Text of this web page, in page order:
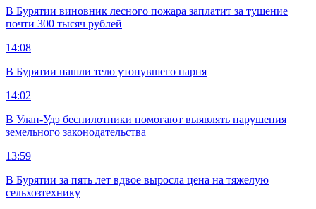
В Бурятии виновник лесного пожара заплатит за тушение
почти 300 тысяч рублей
14:08
В Бурятии нашли тело утонувшего парня
14:02
В Улан-Удэ беспилотники помогают выявлять нарушения
земельного законодательства
13:59
В Бурятии за пять лет вдвое выросла цена на тяжелую
сельхозтехнику